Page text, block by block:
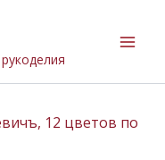
12 цветов по